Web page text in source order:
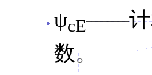
ψcE——计
数。